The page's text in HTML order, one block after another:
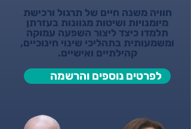
חוויה משנה חיים של תרגול ורכישת
מיומנויות ושיטות מגוונות בעזרתן
תלמדו כיצד ליצור השפעה עמוקה
ומשמעותית בתהליכי שינוי חינוכיים,
קהילתיים ואישיים.
לפרטים נוספים והרשמה